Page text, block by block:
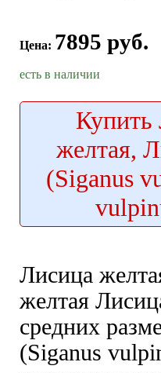
Цена: 7895 руб.
есть в наличии
Купить
желтая,
(Siganus
Лисица
желтая
средних
(Siganus